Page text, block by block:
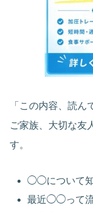
「この内容、読
ご家族、大切な友
す。
◯◯について知
最近◯◯って流